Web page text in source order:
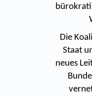
Die
Staat
neues